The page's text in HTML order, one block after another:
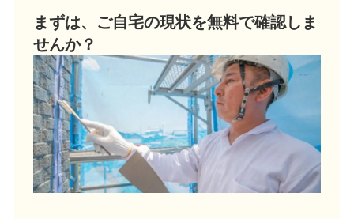
まずは、ご自宅の現状を無料で確認しま
せんか？